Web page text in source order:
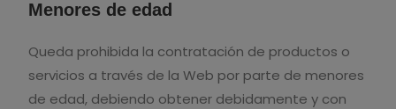
Menores de edad
Queda prohibida la contratación de productos o
servicios a través de la Web por parte de menores
de edad, debiendo obtener debidamente y con